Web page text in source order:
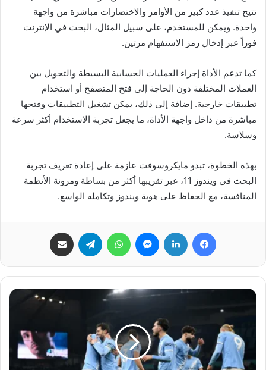
تتيح تنفيذ عدد كبير من الأوامر والاختصارات مباشرة من واجهة
واحدة. ويمكن للمستخدم، على سبيل المثال، البحث في الإنترنت
فوراً عبر إدخال رمز الاستفهام مرتين.
كما تدعم الأداة إجراء العمليات الحسابية البسيطة والتحويل بين
العملات المختلفة دون الحاجة إلى فتح المتصفح أو استخدام
تطبيقات خارجية. إضافة إلى ذلك، يمكن تشغيل التطبيقات وفتحها
مباشرة من داخل واجهة الأداة، ما يجعل تجربة الاستخدام أكثر سرعة
وسلاسة.
بهذه الخطوة، تبدو مايكروسوفت عازمة على إعادة تعريف تجربة
البحث في ويندوز 11، عبر تقريبها أكثر من بساطة ومرونة الأنظمة
المنافسة، مع الحفاظ على هوية ويندوز وتكامله الواسع.
فيسبوك لينكدإن ماسنجر واتساب تيلقرام